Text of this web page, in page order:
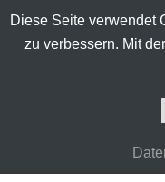
Diese Seite verwendet
zu verbessern. Mit